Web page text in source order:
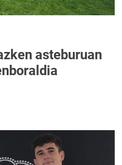
asteburuan